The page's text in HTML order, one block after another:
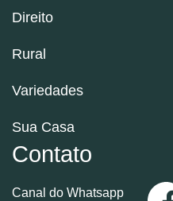
Direito
Rural
Variedades
Sua Casa
Contato
Canal do Whatsapp